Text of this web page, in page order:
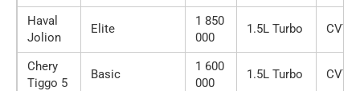
Haval
Jolion
Elite
1 850
000
1.5L Turbo CVT
Chery
Tiggo 5
Basic
1 600
000
1.5L Turbo CVT